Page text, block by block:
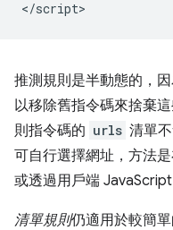
推測規則是半動態的，
以移除舊指令碼來捨棄
則指令碼的 urls 清單
可自行選擇網址，方法
或透過用戶端 JavaScript
清單規則仍適用於較簡